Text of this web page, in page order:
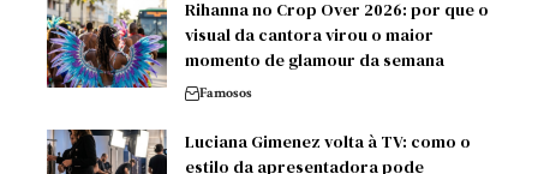
Rihanna no Crop Over 2026: por que o
visual da cantora virou o maior
momento de glamour da semana
Famosos
Luciana Gimenez volta à TV: como o
estilo da apresentadora pode